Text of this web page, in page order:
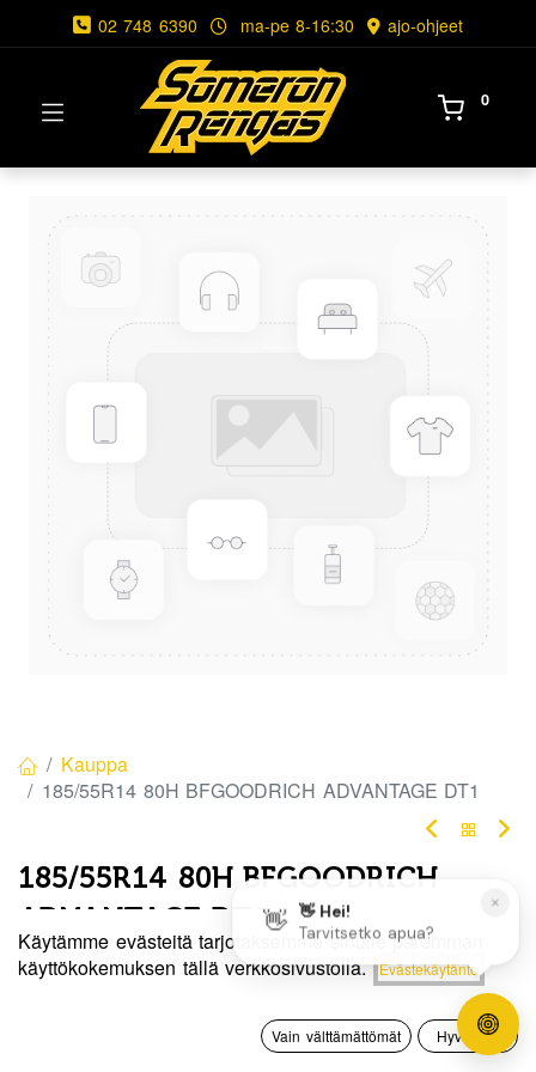
Hinta:
Lisää ostoskoriin
0
Toivelista Tili
02 748 6390 ma-pe 8-16:30 ajo-ohjeet
0
Kauppa
185/55R14 80H BFGOODRICH ADVANTAGE DT1
185/55R14 80H BFGOODRICH
ADVANTAGE DT1
EAN:3528703869573 Tuotekoodi:324785
Käytämme evästeitä tarjotaksemme sinulle paremman
käyttökokemuksen tällä verkkosivustolla.
Evästekäytäntö
Vain välttämättömät Hyväksyn